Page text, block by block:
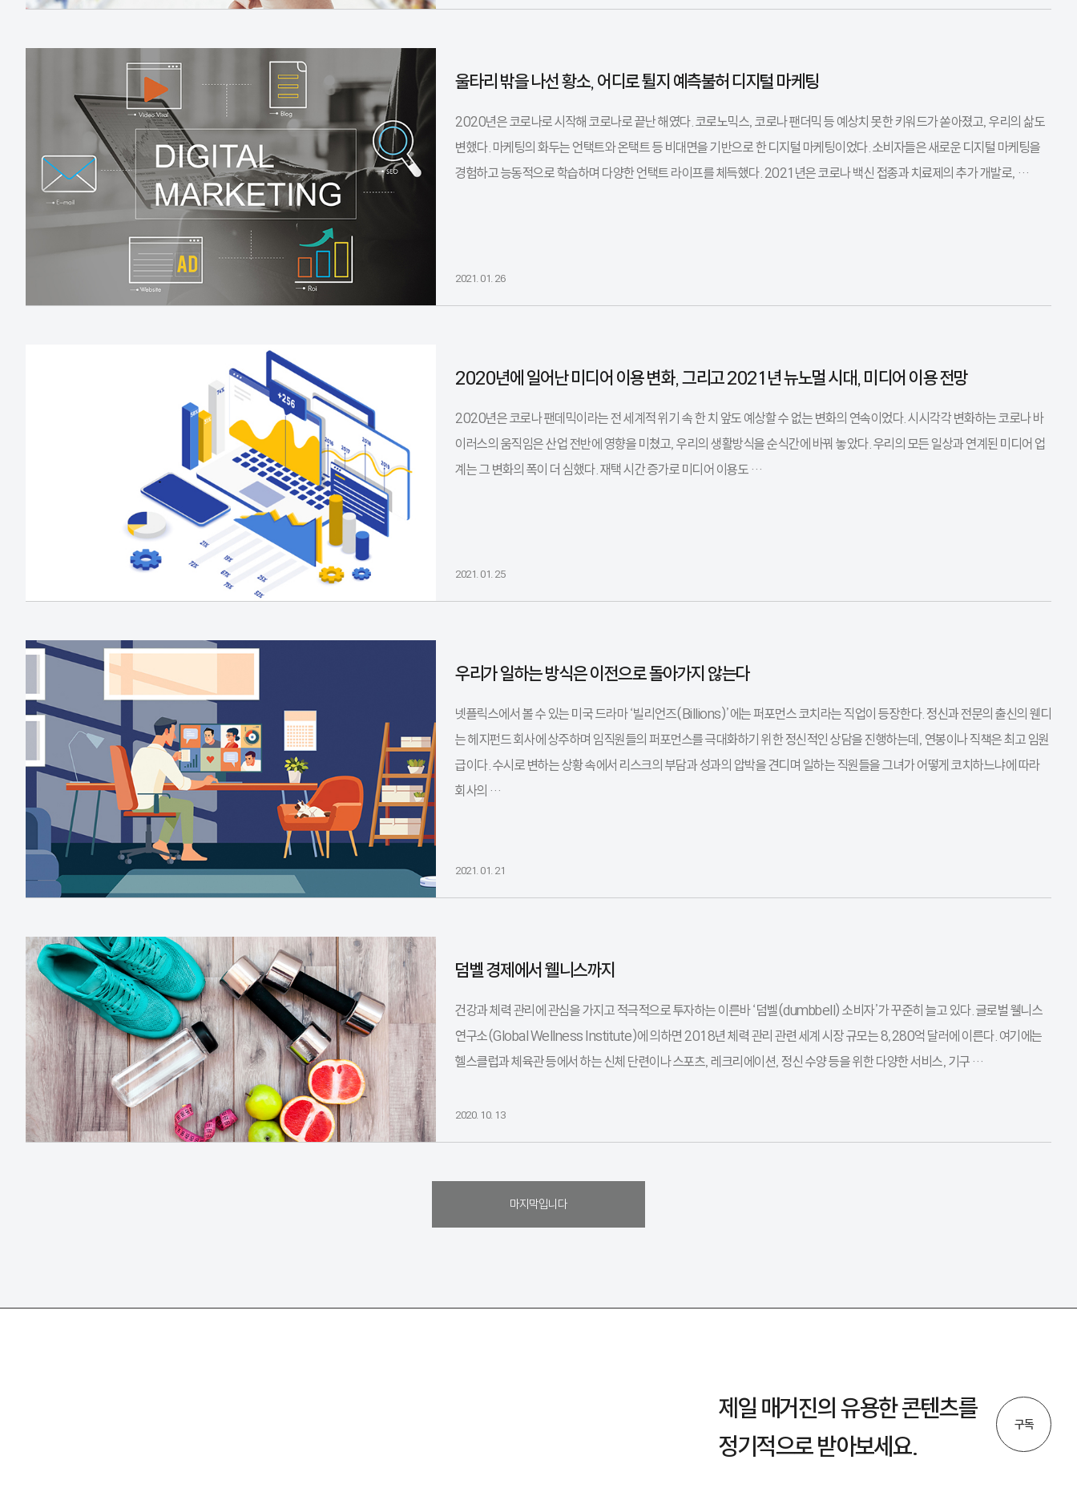
울타리 밖을 나선 황소, 어디로 튈지 예측불허 디지털 마케팅
2020년은 코로나로 시작해 코로나로 끝난 해였다. 코로노믹스, 코로나 팬더믹 등 예상치 못한 키워드가 쏟아졌고, 우리의 삶도
변했다. 마케팅의 화두는 언택트와 온택트 등 비대면을 기반으로 한 디지털 마케팅이었다. 소비자들은 새로운 디지털 마케팅을
경험하고 능동적으로 학습하며 다양한 언택트 라이프를 체득했다. 2021년은 코로나 백신 접종과 치료제의 추가 개발로, …
2021. 01. 26
2020년에 일어난 미디어 이용 변화, 그리고 2021년 뉴노멀 시대, 미디어 이용 전망
2020년은 코로나 팬데믹이라는 전 세계적 위기 속 한 치 앞도 예상할 수 없는 변화의 연속이었다. 시시각각 변화하는 코로나 바
이러스의 움직임은 산업 전반에 영향을 미쳤고, 우리의 생활방식을 순식간에 바꿔 놓았다. 우리의 모든 일상과 연계된 미디어 업
계는 그 변화의 폭이 더 심했다. 재택 시간 증가로 미디어 이용도 …
2021. 01. 25
우리가 일하는 방식은 이전으로 돌아가지 않는다
넷플릭스에서 볼 수 있는 미국 드라마 ‘빌리언즈(Billions)’에는 퍼포먼스 코치라는 직업이 등장한다. 정신과 전문의 출신의 웬디
는 헤지펀드 회사에 상주하며 임직원들의 퍼포먼스를 극대화하기 위한 정신적인 상담을 진행하는데, 연봉이나 직책은 최고 임원
급이다. 수시로 변하는 상황 속에서 리스크의 부담과 성과의 압박을 견디며 일하는 직원들을 그녀가 어떻게 코치하느냐에 따라
회사의 …
2021. 01. 21
덤벨 경제에서 웰니스까지
건강과 체력 관리에 관심을 가지고 적극적으로 투자하는 이른바 ‘덤벨(dumbbell) 소비자’가 꾸준히 늘고 있다. 글로벌 웰니스
연구소(Global Wellness Institute)에 의하면 2018년 체력 관리 관련 세계 시장 규모는 8,280억 달러에 이른다. 여기에는
헬스클럽과 체육관 등에서 하는 신체 단련이나 스포츠, 레크리에이션, 정신 수양 등을 위한 다양한 서비스, 기구 …
2020. 10. 13
마지막입니다
제일 매거진의 유용한 콘텐츠를
정기적으로 받아보세요.
구독